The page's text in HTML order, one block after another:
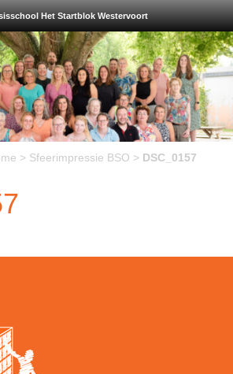
Het Startblok Westervoort
> Sfeerimpressie BSO > DSC_0157